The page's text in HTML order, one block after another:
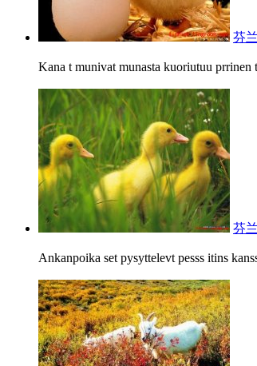
芬
Kana t munivat munasta kuoriutuu
芬
Ankanpoika set pysyttelevt pesss itins